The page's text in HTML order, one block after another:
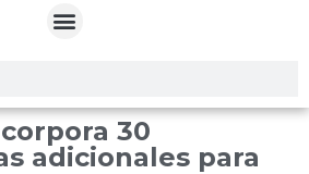
30
adicionales para